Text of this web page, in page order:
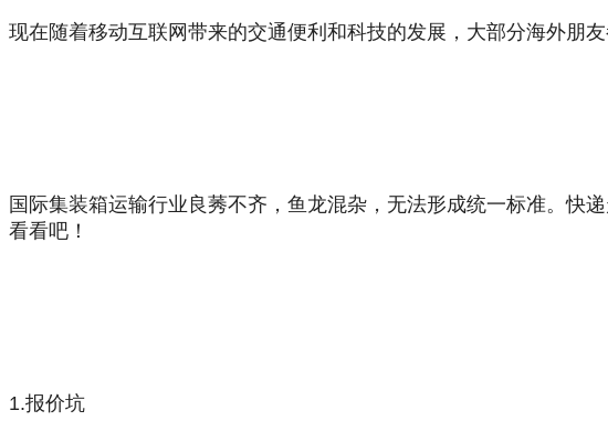
现在随着移动互联网带来的交通便利和科技的发展，大部分海外朋
国际集装箱运输行业良莠不齐，鱼龙混杂，无法形成统一标准。快
看看吧！
1.报价坑